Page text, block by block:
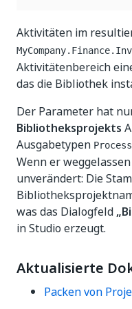
Aktivitäten im
Aktivitätenbereich
das die Bibliothek
Der Parameter hat
Bibliotheksprojekts
Ausgabetypen Process
Wenn er
unverändert: Die
was das Dialogfeld
in Studio erzeugt.
Aktualisierte
Packen von